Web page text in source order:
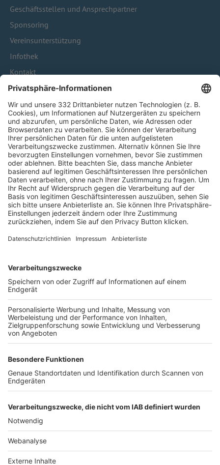
Geschäftsstellen und Ansprechpartner
Sponsoring
Vereinsunterstützung
Infothek
Kontakt
HÄUFIG BESUCHTE SEITEN
Pässe und Vereinswechsel
Trainerausbildung
Schulungsangebot Vereinsmitarbeiter
BFV-Geschäftsstellen
Trainerbörse
Login SpielPlus
FOLGE DEM BFV
TOP-VEREINE
TOP-PARTNER
Nutzungsbedingungen Datenschutz Impressum